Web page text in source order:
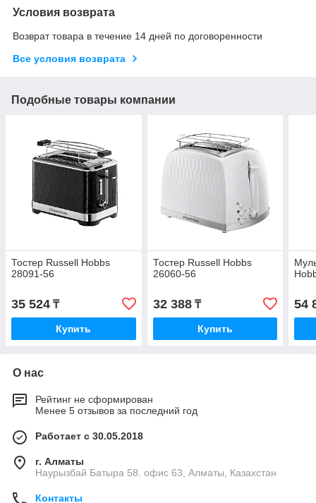
Условия возврата
Возврат товара в течение 14 дней по договоренности
Все условия возврата
Подобные товары компании
Тостер Russell Hobbs
28091-56
35 524 ₸
Купить
Тостер Russell Hobbs
26060-56
32 388₸
Купить
54
О нас
Рейтинг не сформирован
Менее 5 отзывов за последний год
Работает с 30.05.2018
г. Алматы
Наурызбай Батыра 58. офис 63, Алматы, Казахстан
Контакты